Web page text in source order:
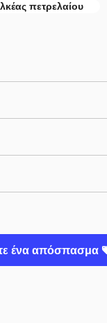
πετρελαίου
ένα απόσπασμα